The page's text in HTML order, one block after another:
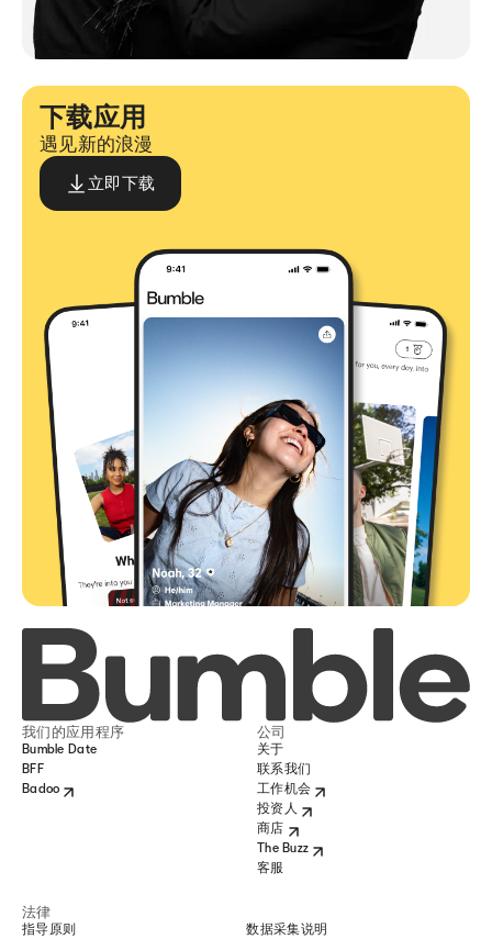
下载应用
遇见新的浪漫
立即下载
我们的应用程序
Bumble Date
BFF
Badoo
公司
关于
联系我们
工作机会
投资人
商店
The Buzz
客服
法律
指导原则 数据采集说明